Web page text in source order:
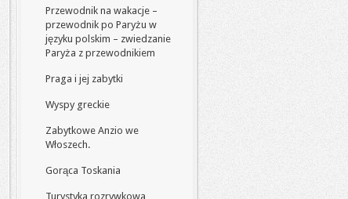
Przewodnik na wakacje –
przewodnik po Paryżu w
języku polskim – zwiedzanie
Paryża z przewodnikiem
Praga i jej zabytki
Wyspy greckie
Zabytkowe Anzio we
Włoszech.
Gorąca Toskania
Turystyka rozrywkowa